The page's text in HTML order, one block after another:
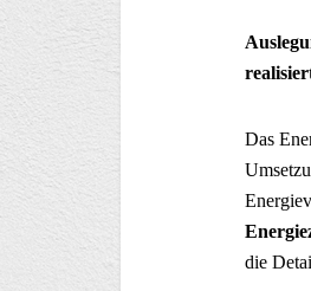
Das
die